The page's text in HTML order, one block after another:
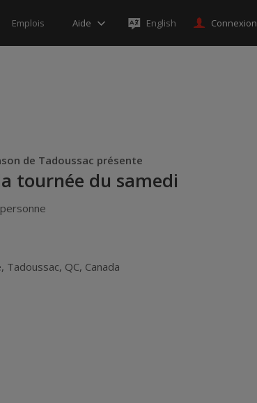
Emplois Aide English Connexion
de Tadoussac présente
tournée du samedi
, Tadoussac, QC, Canada